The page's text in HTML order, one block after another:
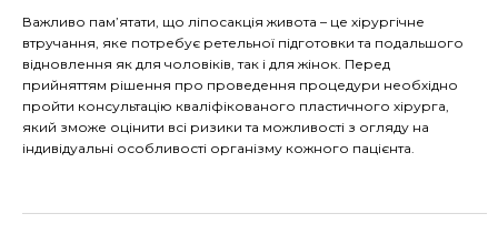
Важливо пам’ятати, що ліпосакція живота – це хірургічне
втручання, яке потребує ретельної підготовки та подальшого
відновлення як для чоловіків, так і для жінок. Перед
прийняттям рішення про проведення процедури необхідно
пройти консультацію кваліфікованого пластичного хірурга,
який зможе оцінити всі ризики та можливості з огляду на
індивідуальні особливості організму кожного пацієнта.